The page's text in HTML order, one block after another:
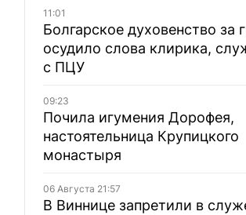
11:01
Болгарское духовенство за
осудило слова клирика,
с ПЦУ
09:23
Почила игумения Дорофея,
настоятельница Крупицкого
монастыря
06 Августа 21:57
В Виннице запретили в